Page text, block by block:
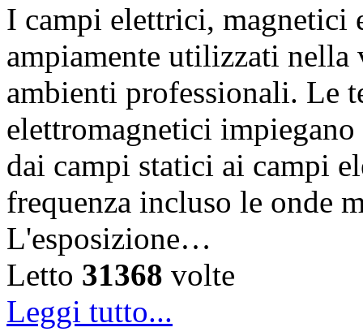
I campi elettrici, magnetici
ampiamente utilizzati
ambienti professionali. Le
elettromagnetici
dai campi statici ai campi
frequenza incluso le onde
L'esposizione…
Letto 31368 volte
Leggi tutto...